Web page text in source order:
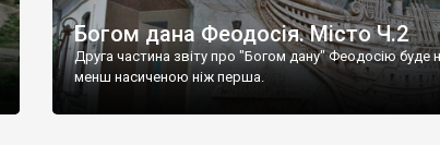
Богом дана Феодосія. Місто Ч.2
Друга частина звіту про "Богом дану" Феодосію буде
менш насиченою ніж перша.